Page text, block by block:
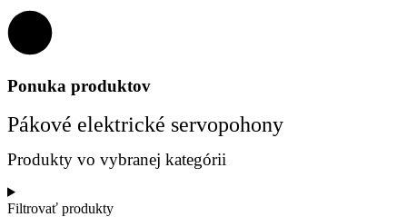
Ponuka produktov
Pákové elektrické servopohony
Produkty vo vybranej kategórii
Filtrovať produkty